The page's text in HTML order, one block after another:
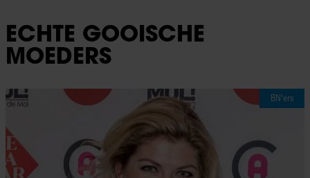
ECHTE GOOISCHE
MOEDERS
BN'ers